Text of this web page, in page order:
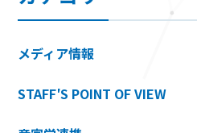
メディア情報
STAFF′S POINT OF VIEW